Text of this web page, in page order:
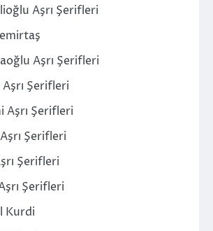
Aşrı Şerifleri
Aşrı Şerifleri
Şerifleri
Aşrı Şerifleri
Şerifleri
Şerifleri
Şerifleri
Kurdi